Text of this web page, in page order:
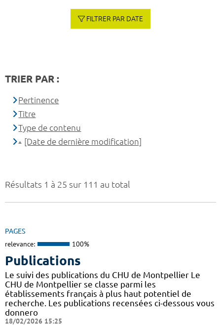
Résultats 1 à 25 sur 111 au total
PAGES
relevance: 100%
Publications
Le suivi des publications du CHU de Montpellier Le
CHU de Montpellier se classe parmi les
établissements français à plus haut potentiel de
recherche. Les publications recensées ci-dessous vous
donnero
18/02/2026 15:25
FILTRER PAR DATE
TRIER PAR :
Pertinence
Titre
Type de contenu
[Date de dernière modification]